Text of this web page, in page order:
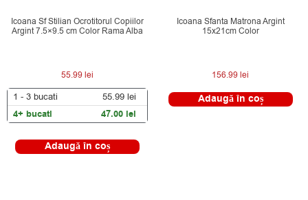
Icoana Sf Stilian Ocrotitorul Copiilor
Argint 7.5×9.5 cm Color Rama Alba
55.99lei
1 - 3 bucati 55.99 lei
4+ bucati 47.00 lei
Adaugă în coș
Icoana Sfanta Matrona Argint
15x21cm Color
156.99lei
Adaugă în coș